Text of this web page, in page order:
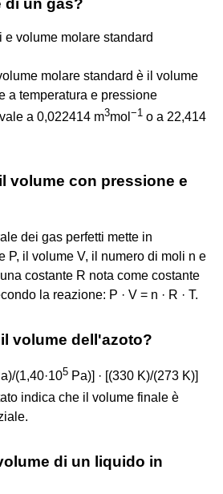
di un gas?
volume molare standard
molare standard è il volume
a temperatura e pressione
a 0,022414 m3mol −1 o a 22,414
volume con pressione e
dei gas perfetti mette in
P, il volume V, il numero di moli n e
costante R nota come costante
la reazione: P · V = n · R · T.
volume dell'azoto?
(1,40·105 Pa)] · [(330 K)/(273 K)]
indica che il volume finale è
di un liquido in